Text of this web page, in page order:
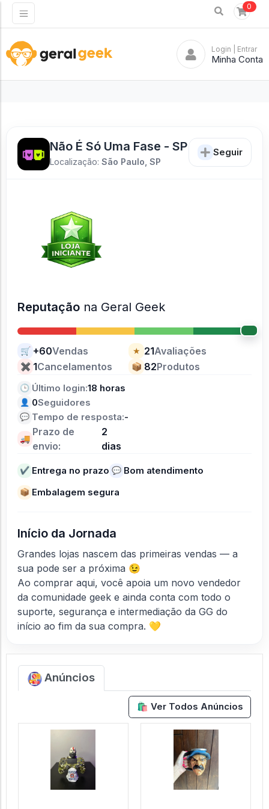
0
Login | Entrar
Minha Conta
Não É Só Uma Fase - SP
Localização: São Paulo, SP
Seguir
Reputação na Geral Geek
🛒 +60Vendas ★ 21Avaliações
✖ 1Cancelamentos 📦 82Produtos
🕒 Último login:18 horas
👤 0Seguidores
💬 Tempo de resposta:-
🚚
Prazo de
envio:
2
dias
✔ Entrega no prazo 💬 Bom atendimento
📦 Embalagem segura
Início da Jornada
Grandes lojas nascem das primeiras vendas — a
sua pode ser a próxima 😉
Ao comprar aqui, você apoia um novo vendedor
da comunidade geek e ainda conta com todo o
suporte, segurança e intermediação da GG do
início ao fim da sua compra. 💛
Anúncios
🛍️ Ver Todos Anúncios